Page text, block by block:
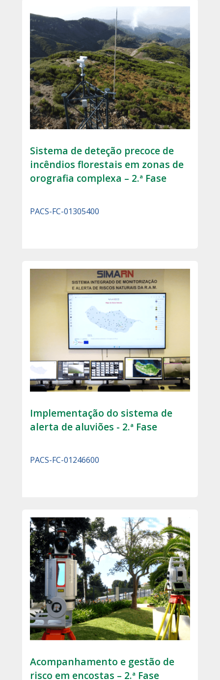
Sistema de deteção precoce de
incêndios florestais em zonas de
orografia complexa – 2.ª Fase
PACS-FC-01305400
Implementação do sistema de
alerta de aluviões - 2.ª Fase
PACS-FC-01246600
Acompanhamento e gestão de
risco em encostas – 2.ª Fase